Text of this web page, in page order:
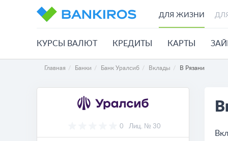
ДЛЯ ЖИЗНИ
КУРСЫ ВАЛЮТ КРЕДИТЫ КАРТЫ
Главная Банки Банк Уралсиб Вклады В Рязани
0 Лиц. № 30